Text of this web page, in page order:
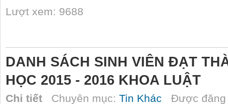
Lượt xem: 9688
DANH SÁCH SINH VIÊN ĐẠT
HỌC 2015 - 2016 KHOA LUẬT
Chi tiết Chuyên mục: Tin Khác Được